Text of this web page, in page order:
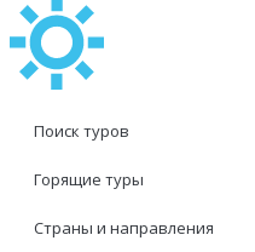
Поиск туров
Горящие туры
Страны и направления